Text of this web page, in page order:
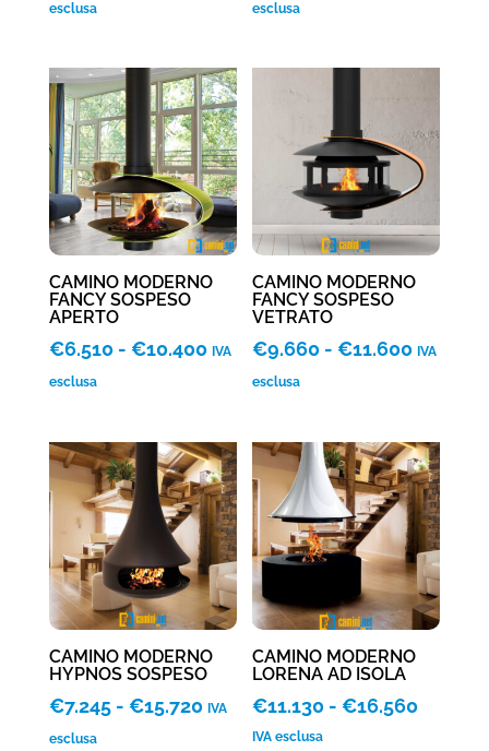
€8.340
a
€11.380
esclusa
€11.380
esclusa
CAMINO MODERNO
FANCY SOSPESO
APERTO
€6.510 - €10.400Fascia
€6.510
a
€10.400
IVA
esclusa
CAMINO MODERNO
FANCY SOSPESO
VETRATO
€9.660 - €11.600Fascia
€9.660
a
€11.600
IVA
esclusa
CAMINO MODERNO
HYPNOS SOSPESO
€7.245 - €15.720Fascia
IVA
esclusa
CAMINO MODERNO
LORENA AD ISOLA
€11.130 - €16.560Fascia
IVA esclusa